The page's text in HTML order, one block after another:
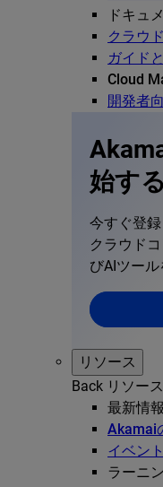
ドキュ
クラウ
ガイド
Cloud
開発者
始する
今すぐ登
クラウド
びAIツール
リソース
Back リソース
最新情報
Akamai
イベン
ラーニ